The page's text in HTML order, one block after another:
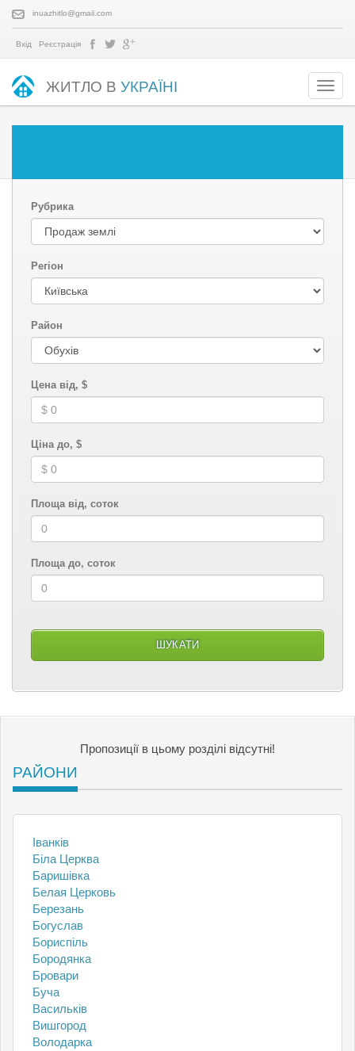
inuazhitlo@gmail.com
Вхід Реєстрація
ЖИТЛО В УКРАЇНІ
Рубрика
Регіон
Район
Цена від, $
Ціна до, $
Площа від, соток
Площа до, соток
Пропозиції в цьому розділі відсутні!
РАЙОНИ
Іванків
Біла Церква
Баришівка
Белая Церковь
Березань
Богуслав
Бориспіль
Бородянка
Бровари
Буча
Васильків
Вишгород
Володарка